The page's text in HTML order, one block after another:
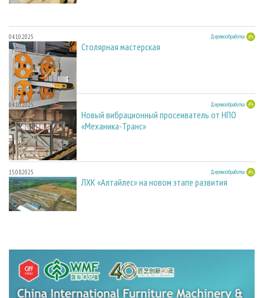
04.10.2025 Деревообработка
Столярная мастерская
04.10.2025 Деревообработка
Новый вибрационный просеиватель от НПО
«Механика-Транс»
15.08.2025 Деревообработка
ЛХК «Алтайлес» на новом этапе развития